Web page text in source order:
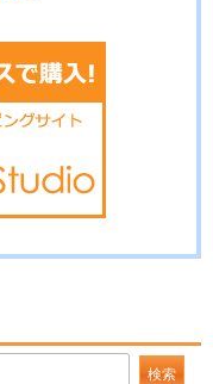
検索